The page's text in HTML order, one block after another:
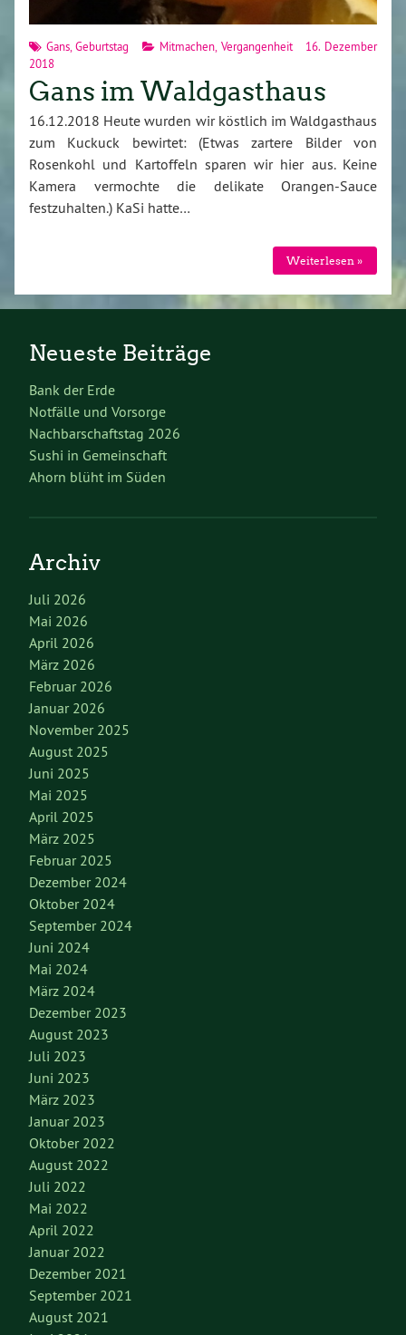
Gans,Geburtstag Mitmachen, Vergangenheit
16. Dezember
2018
Gans im Waldgasthaus
16.12.2018 Heute wurden wir köstlich im Waldgasthaus
zum Kuckuck bewirtet: (Etwas zartere Bilder von
Rosenkohl und Kartoffeln sparen wir hier aus. Keine
Kamera vermochte die delikate Orangen-Sauce
festzuhalten.) KaSi hatte…
Weiterlesen »
Neueste Beiträge
Bank der Erde
Notfälle und Vorsorge
Nachbarschaftstag 2026
Sushi in Gemeinschaft
Ahorn blüht im Süden
Archiv
Juli 2026
Mai 2026
April 2026
März 2026
Februar 2026
Januar 2026
November 2025
August 2025
Juni 2025
Mai 2025
April 2025
März 2025
Februar 2025
Dezember 2024
Oktober 2024
September 2024
Juni 2024
Mai 2024
März 2024
Dezember 2023
August 2023
Juli 2023
Juni 2023
März 2023
Januar 2023
Oktober 2022
August 2022
Juli 2022
Mai 2022
April 2022
Januar 2022
Dezember 2021
September 2021
August 2021